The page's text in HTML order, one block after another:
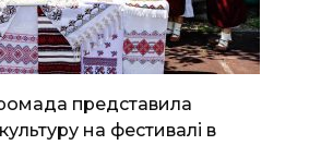
представила
на фестивалі в